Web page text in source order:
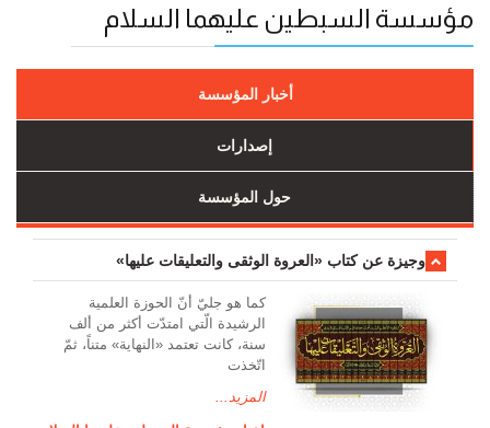
مؤسسة السبطين عليهما السلام
أخبار المؤسسة
إصدارات
حول المؤسسة
وجیزة عن کتاب «العروة الوثقی والتعلیقات علیها»
کما هو جليّ أنّ الحوزة العلمیة
الرشیدة الّتي امتدّت أكثر من ألف
سنة، كانت تعتمد «النهاية» متناً، ثمّ
اتّخذت
المزيد...